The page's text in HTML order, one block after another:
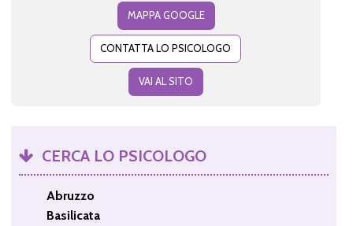
MAPPA GOOGLE
CONTATTA LO PSICOLOGO
VAI AL SITO
CERCA LO PSICOLOGO
Abruzzo
Basilicata